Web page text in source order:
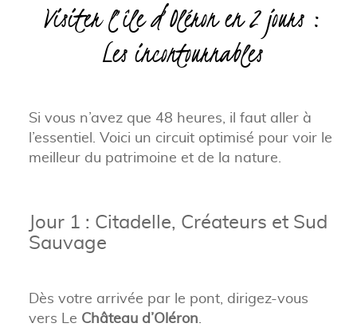
Visiter l’île d’Oléron en 2 jours :
Les incontournables
Si vous n’avez que 48 heures, il faut aller à
l’essentiel. Voici un circuit optimisé pour voir le
meilleur du patrimoine et de la nature.
Jour 1 : Citadelle, Créateurs et Sud
Sauvage
Dès votre arrivée par le pont, dirigez-vous
vers Le Château d’Oléron.